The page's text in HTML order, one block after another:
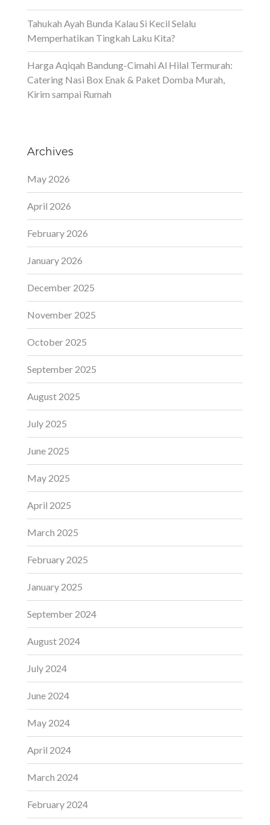
Tahukah Ayah Bunda Kalau Si Kecil Selalu
Memperhatikan Tingkah Laku Kita?
Harga Aqiqah Bandung-Cimahi Al Hilal Termurah:
Catering Nasi Box Enak & Paket Domba Murah,
Kirim sampai Rumah
Archives
May 2026
April 2026
February 2026
January 2026
December 2025
November 2025
October 2025
September 2025
August 2025
July 2025
June 2025
May 2025
April 2025
March 2025
February 2025
January 2025
September 2024
August 2024
July 2024
June 2024
May 2024
April 2024
March 2024
February 2024